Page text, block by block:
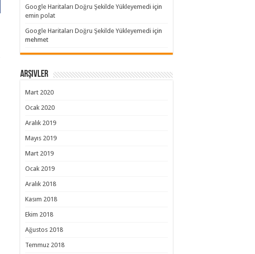
Google Haritaları Doğru Şekilde Yükleyemedi için
emin polat
Google Haritaları Doğru Şekilde Yükleyemedi için
mehmet
Arşivler
Mart 2020
Ocak 2020
Aralık 2019
Mayıs 2019
Mart 2019
Ocak 2019
Aralık 2018
Kasım 2018
Ekim 2018
Ağustos 2018
Temmuz 2018